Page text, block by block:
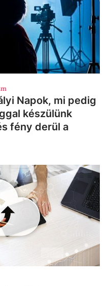
Napok, mi pedig
készülünk
fény derül a